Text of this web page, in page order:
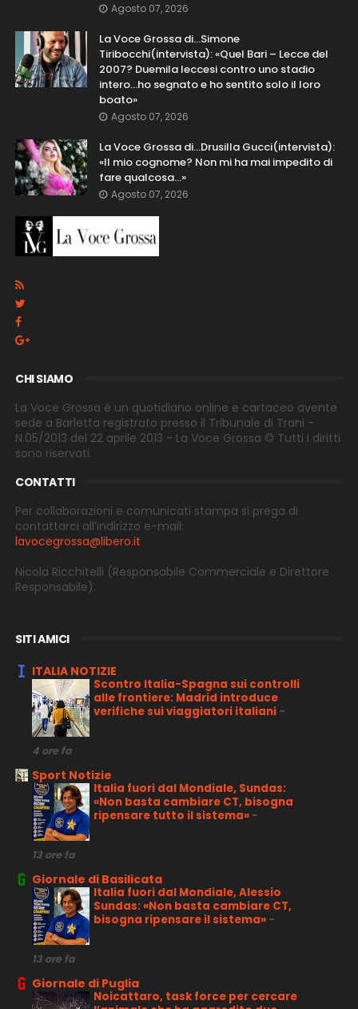
Agosto 07, 2026
La Voce Grossa di…Simone
Tiribocchi(intervista): «Quel Bari – Lecce del
2007? Duemila leccesi contro uno stadio
intero...ho segnato e ho sentito solo il loro
boato»
Agosto 07, 2026
La Voce Grossa di…Drusilla Gucci(intervista):
«Il mio cognome? Non mi ha mai impedito di
fare qualcosa…»
Agosto 07, 2026
CHI SIAMO
La Voce Grossa è un quotidiano online e cartaceo avente
sede a Barletta registrato presso il Tribunale di Trani -
N.05/2013 del 22 aprile 2013 - La Voce Grossa © Tutti i diritti
sono riservati.
CONTATTI
Per collaborazioni e comunicati stampa si prega di
contattarci all’indirizzo e-mail:
lavocegrossa@libero.it
Nicola Ricchitelli (Responsabile Commerciale e Direttore
Responsabile).
SITI AMICI
ITALIA NOTIZIE
Scontro Italia-Spagna sui controlli
alle frontiere: Madrid introduce
verifiche sui viaggiatori italiani -
4 ore fa
Sport Notizie
Italia fuori dal Mondiale, Sundas:
«Non basta cambiare CT, bisogna
ripensare tutto il sistema» -
13 ore fa
Giornale di Basilicata
Italia fuori dal Mondiale, Alessio
Sundas: «Non basta cambiare CT,
bisogna ripensare il sistema» -
13 ore fa
Giornale di Puglia
Noicattaro, task force per cercare